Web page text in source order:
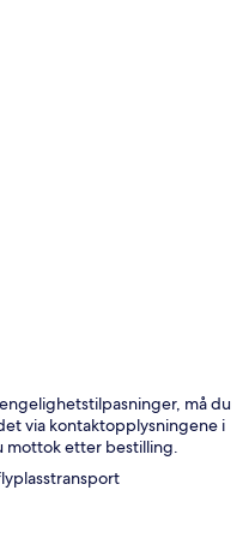
må du
via kontaktopplysningene i
mottok etter bestilling.